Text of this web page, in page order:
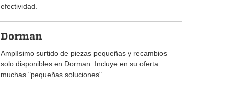
efectividad.
Dorman
Amplísimo surtido de piezas pequeñas y recambios
solo disponibles en Dorman. Incluye en su oferta
muchas "pequeñas soluciones".